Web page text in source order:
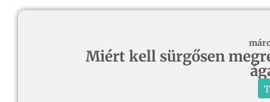
Miért kell sürgősen